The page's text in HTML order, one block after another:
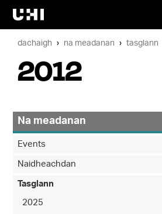
dachaigh na meadanan tasglann
2012
Na meadanan
Events
Naidheachdan
Tasglann
2025